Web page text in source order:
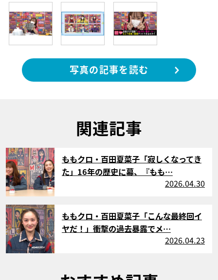
写真の記事を読む
関連記事
サムネイル
ももクロ・百田夏菜子「寂しくなってき
た」16年の歴史に幕、『もも…
2026.04.30
サムネイル
ももクロ・百田夏菜子「こんな最終回イ
ヤだ！」衝撃の過去暴露でメ…
2026.04.23